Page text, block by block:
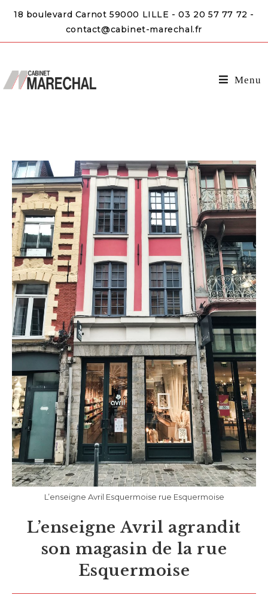
18 boulevard Carnot 59000 LILLE - 03 20 57 77 72 -
contact@cabinet-marechal.fr
Menu
L’enseigne Avril Esquermoise rue Esquermoise
L’enseigne Avril agrandit
son magasin de la rue
Esquermoise